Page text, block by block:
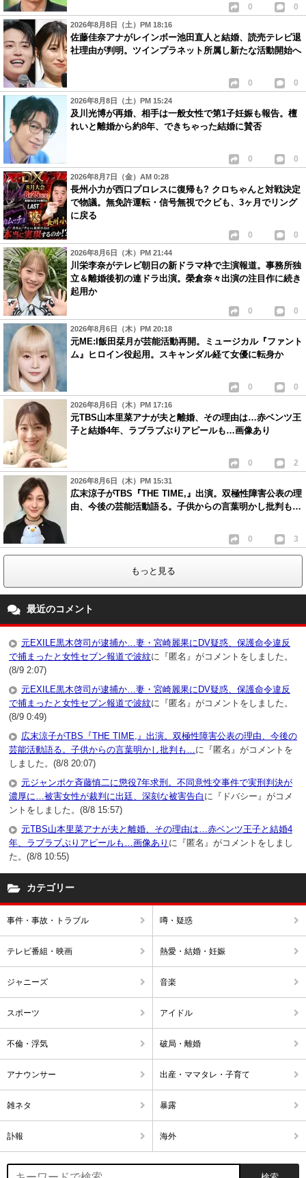
0 0
2026年8月8日（土）PM 18:16
佐藤佳奈アナがレインボー池田直人と結婚、読売テレビ退
社理由が判明。ツインプラネット所属し新たな活動開始へ
0 0
2026年8月8日（土）PM 15:24
及川光博が再婚、相手は一般女性で第1子妊娠も報告。檀
れいと離婚から約8年、できちゃった結婚に賛否
0 0
2026年8月7日（金）AM 0:28
長州小力が西口プロレスに復帰も? クロちゃんと対戦決定
で物議。無免許運転・信号無視でクビも、3ヶ月でリング
に戻る
0 0
2026年8月6日（木）PM 21:44
川栄李奈がテレビ朝日の新ドラマ枠で主演報道。事務所独
立＆離婚後初の連ドラ出演。榮倉奈々出演の注目作に続き
起用か
0 0
2026年8月6日（木）PM 20:18
元ME:I飯田栞月が芸能活動再開。ミュージカル『ファント
ム』ヒロイン役起用。スキャンダル経て女優に転身か
0 0
2026年8月6日（木）PM 17:16
元TBS山本里菜アナが夫と離婚、その理由は…赤ベンツ王
子と結婚4年、ラブラブぶりアピールも…画像あり
0 2
2026年8月6日（木）PM 15:31
広末涼子がTBS『THE TIME,』出演。双極性障害公表の理
由、今後の芸能活動語る。子供からの言葉明かし批判も…
0 3
もっと見る
最近のコメント
元EXILE黒木啓司が逮捕か…妻・宮崎麗果にDV疑惑、保護命令違反
で捕まったと女性セブン報道で波紋に『匿名』がコメントをしました。
(8/9 2:07)
元EXILE黒木啓司が逮捕か…妻・宮崎麗果にDV疑惑、保護命令違反
で捕まったと女性セブン報道で波紋に『匿名』がコメントをしました。
(8/9 0:49)
広末涼子がTBS『THE TIME,』出演。双極性障害公表の理由、今後の
芸能活動語る。子供からの言葉明かし批判も…に『匿名』がコメントを
しました。(8/8 20:07)
元ジャンポケ斉藤慎二に懲役7年求刑。不同意性交事件で実刑判決が
濃厚に…被害女性が裁判に出廷、深刻な被害告白 に『ドバシー』がコメ
ントをしました。(8/8 15:57)
元TBS山本里菜アナが夫と離婚、その理由は…赤ベンツ王子と結婚4
年、ラブラブぶりアピールも…画像あり に『匿名』がコメントをしまし
た。(8/8 10:55)
カテゴリー
事件・事故・トラブル 噂・疑惑
テレビ番組・映画 熱愛・結婚・妊娠
ジャニーズ 音楽
スポーツ アイドル
不倫・浮気 破局・離婚
アナウンサー 出産・ママタレ・子育て
雑ネタ 暴露
訃報 海外